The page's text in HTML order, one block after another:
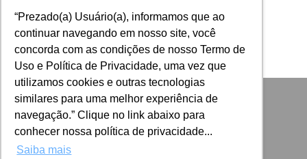
“Prezado(a) Usuário(a), informamos que ao
continuar navegando em nosso site, você
concorda com as condições de nosso Termo de
Uso e Política de Privacidade, uma vez que
utilizamos cookies e outras tecnologias
similares para uma melhor experiência de
navegação.” Clique no link abaixo para
conhecer nossa política de privacidade...
Saiba mais